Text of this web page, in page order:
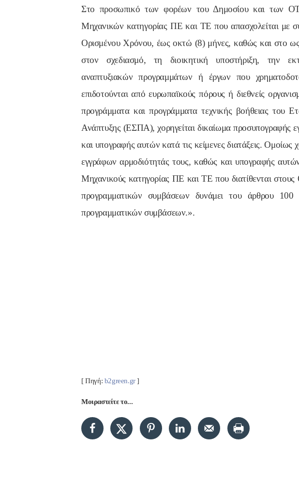
Στο προσωπικό των φορέων του Δημοσίου και των
Μηχανικών κατηγορίας ΠΕ και ΤΕ που απασχολείται με
Ορισμένου Χρόνου, έως οκτώ (8) μήνες, καθώς και στο
στον σχεδιασμό, τη διοικητική υποστήριξη, την
αναπτυξιακών προγραμμάτων ή έργων που
επιδοτούνται από ευρωπαϊκούς πόρους ή διεθνείς
προγράμματα και προγράμματα τεχνικής βοήθειας του
Ανάπτυξης (ΕΣΠΑ), χορηγείται δικαίωμα προσυπογραφής
και υπογραφής αυτών κατά τις κείμενες διατάξεις. Ομοίως
εγγράφων αρμοδιότητάς τους, καθώς και υπογραφής αυτών
Μηχανικούς κατηγορίας ΠΕ και ΤΕ που διατίθενται
προγραμματικών συμβάσεων δυνάμει του άρθρου
προγραμματικών συμβάσεων.».
[ Πηγή: b2green.gr]
Μοιραστείτε το...